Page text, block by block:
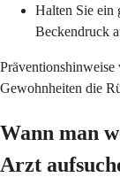
Halten Sie ein
Beckendruck
Präventionshinweise
Gewohnheiten die
Wann man
Arzt